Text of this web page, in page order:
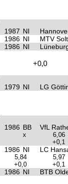
1987 NI
1986 NI
MTV
1986 NI
+0,0
1979 NI LG
1986 BB VfL
x
6,06
+0,1
1986 NI LC
5,84
5,97
+0,0 +0,1
1986 NI BTB